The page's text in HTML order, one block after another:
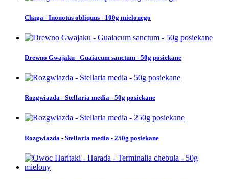
Chaga - Inonotus obliquus - 100g mielonego
Drewno Gwajaku - Guaiacum sanctum - 50g posiekane
Rozgwiazda - Stellaria media - 50g posiekane
Rozgwiazda - Stellaria media - 250g posiekane